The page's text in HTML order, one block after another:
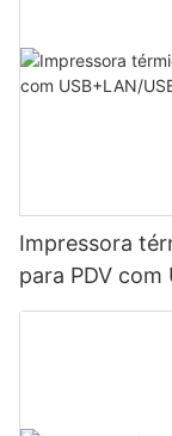
Impressora
para PDV com
(opcional) -